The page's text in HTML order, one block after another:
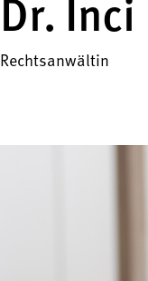
Dr. Inci
Rechtsanwältin